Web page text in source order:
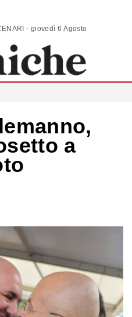
ANALISI | COMMENTI | SCENARI - giovedì 6 Agosto 2026
a